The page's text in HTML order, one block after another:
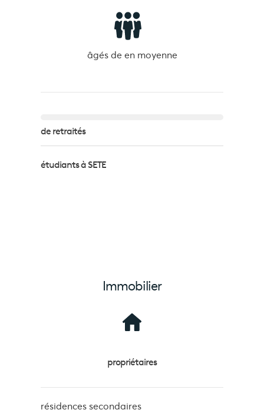
âgés de en moyenne
de retraités
étudiants à SETE
Immobilier
propriétaires
résidences secondaires